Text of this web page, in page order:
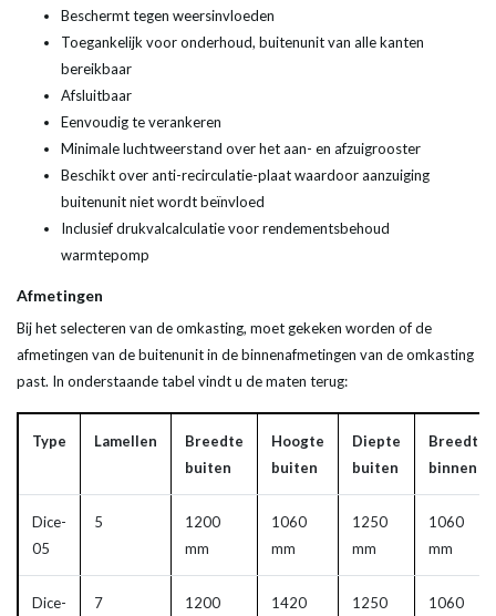
Beschermt tegen weersinvloeden
Toegankelijk voor onderhoud, buitenunit van alle kanten
bereikbaar
Afsluitbaar
Eenvoudig te verankeren
Minimale luchtweerstand over het aan- en afzuigrooster
Beschikt over anti-recirculatie-plaat waardoor aanzuiging
buitenunit niet wordt beïnvloed
Inclusief drukvalcalculatie voor rendementsbehoud
warmtepomp
Afmetingen
Bij het selecteren van de omkasting, moet gekeken worden of de
afmetingen van de buitenunit in de binnenafmetingen van de omkasting
past. In onderstaande tabel vindt u de maten terug:
Type Lamellen
Breedte
buiten
Hoogte
buiten
Diepte
buiten
Breedte
binnen
Dice-
05
5
1200
mm
1060
mm
1250
mm
1060
mm
Dice- 7 1200 1420 1250 1060